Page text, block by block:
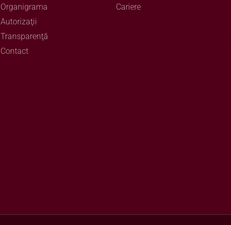
Organigrama
Autorizaţii
Transparenţă
Contact
Cariere